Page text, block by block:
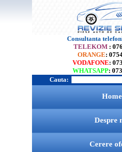
Consultanta
TELEKOM :
ORANGE:
VODAFONE:
WHATSAPP:
Cauta:
Home
Despre
Cerere